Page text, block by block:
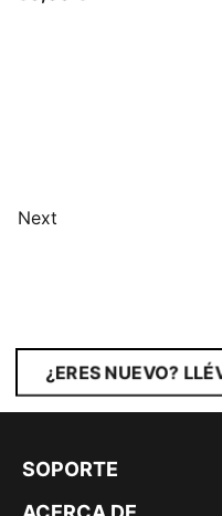
Next
¿ERES NUEVO?
SOPORTE